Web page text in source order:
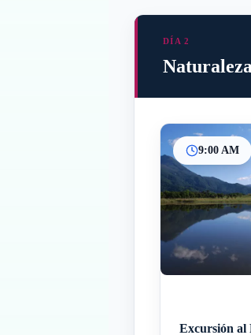
DÍA 2
9:00 AM
Excursión al